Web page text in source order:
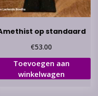
op standaard
€53.00
Toevoegen aan
winkelwagen